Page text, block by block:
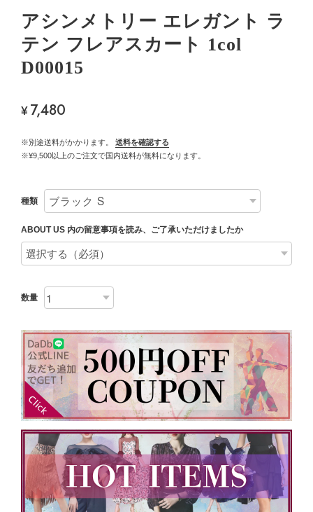
アシンメトリー エレガント ラ
テン フレアスカート 1col
D00015
¥7,480
※別途送料がかかります。
送料を確認する
※¥9,500以上のご注文で国内送料が無料になります。
種類
ABOUT US 内の留意事項を読み、ご了承いただけましたか
数量